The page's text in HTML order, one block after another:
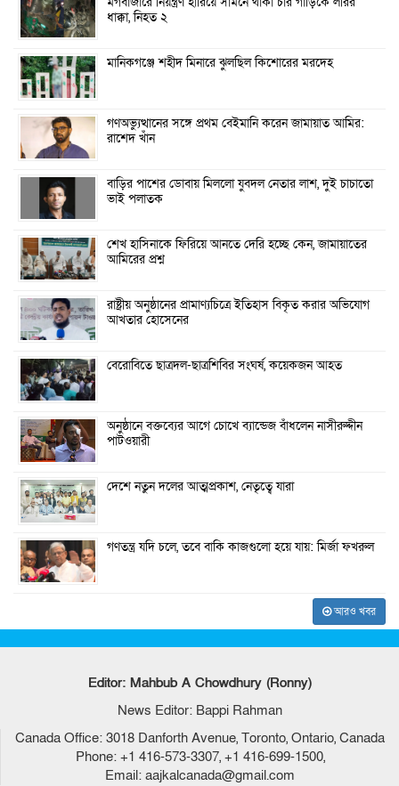
ধাক্কা, নিহত ২
মানিকগঞ্জে শহীদ মিনারে ঝুলছিল কিশোরের মরদেহ
গণঅভ্যুত্থানের সঙ্গে প্রথম বেইমানি করেন জামায়াত আমির:
রাশেদ খাঁন
বাড়ির পাশের ডোবায় মিললো যুবদল নেতার লাশ, দুই চাচাতো
ভাই পলাতক
শেখ হাসিনাকে ফিরিয়ে আনতে দেরি হচ্ছে কেন, জামায়াতের
আমিরের প্রশ্ন
রাষ্ট্রীয় অনুষ্ঠানের প্রামাণ্যচিত্রে ইতিহাস বিকৃত করার অভিযোগ
আখতার হোসেনের
বেরোবিতে ছাত্রদল-ছাত্রশিবির সংঘর্ষ, কয়েকজন আহত
অনুষ্ঠানে বক্তব্যের আগে চোখে ব্যান্ডেজ বাঁধলেন নাসীরুদ্দীন
পাটওয়ারী
দেশে নতুন দলের আত্মপ্রকাশ, নেতৃত্বে যারা
গণতন্ত্র যদি চলে, তবে বাকি কাজগুলো হয়ে যায়: মির্জা ফখরুল
আরও খবর
Editor: Mahbub A Chowdhury (Ronny)
News Editor: Bappi Rahman
Canada Office: 3018 Danforth Avenue, Toronto, Ontario, Canada
Phone: +1 416-573-3307, +1 416-699-1500,
Email: aajkalcanada@gmail.com